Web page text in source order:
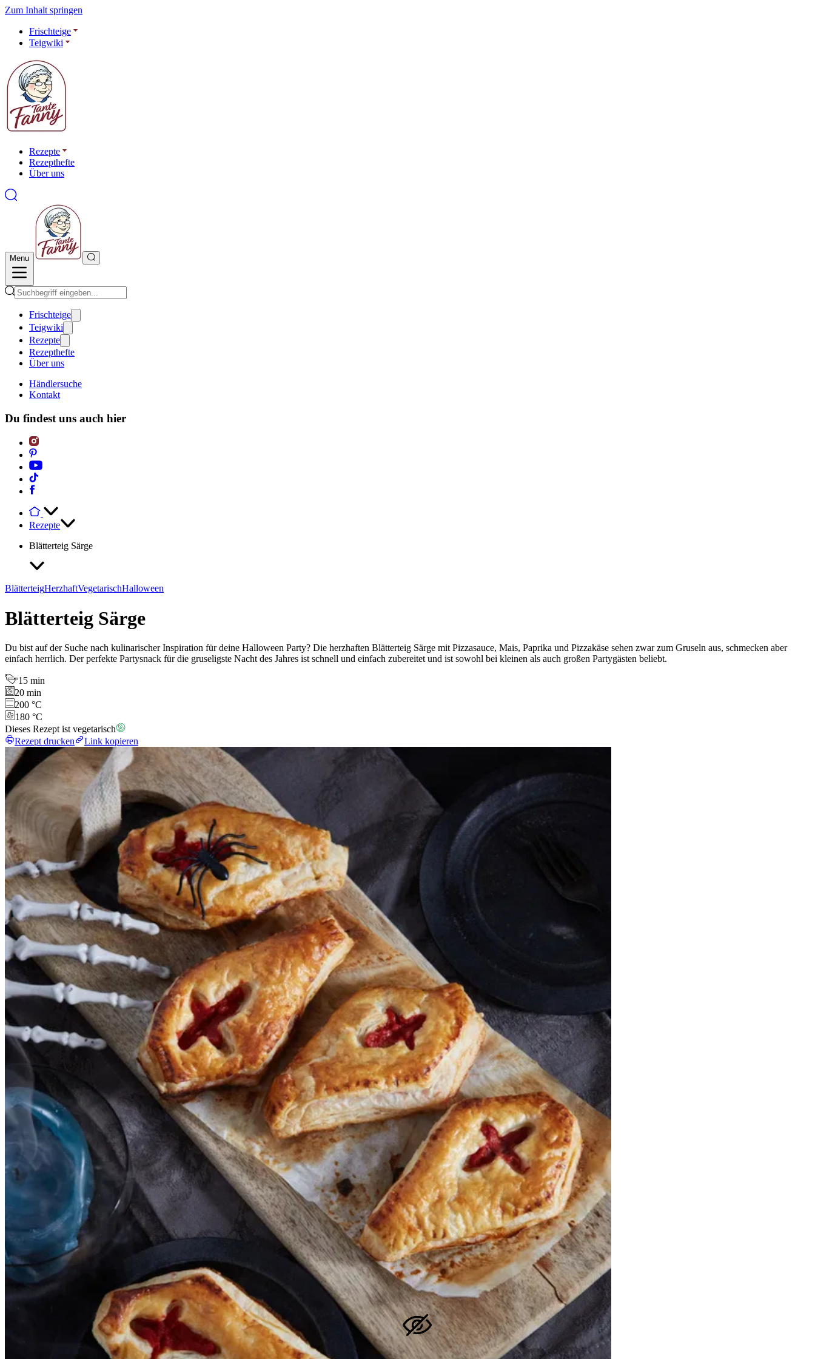
Zum Inhalt springen
Frischteige
Teigwiki
Rezepte
Rezepthefte
Über uns
Menu
Frischteige
Teigwiki
Rezepte
Rezepthefte
Über uns
Händlersuche
Kontakt
Du findest uns auch hier
Rezepte
Blätterteig Särge
BlätterteigHerzhaftVegetarischHalloween
Blätterteig Särge
Du bist auf der Suche nach kulinarischer Inspiration für deine Halloween Party? Die herzhaften Blätterteig Särge mit Pizzasauce, Mais, Paprika und Pizzakäse sehen zwar zum Gruseln aus, schmecken aber
einfach herrlich. Der perfekte Partysnack für die gruseligste Nacht des Jahres ist schnell und einfach zubereitet und ist sowohl bei kleinen als auch großen Partygästen beliebt.
15 min
20 min
200 °C
180 °C
Dieses Rezept ist vegetarisch
Rezept drucken
Link kopieren